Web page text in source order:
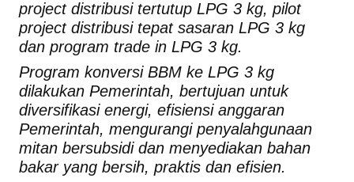
project distribusi tertutup LPG 3 kg, pilot
project distribusi tepat sasaran LPG 3 kg
dan program trade in LPG 3 kg.
Program konversi BBM ke LPG 3 kg
dilakukan Pemerintah, bertujuan untuk
diversifikasi energi, efisiensi anggaran
Pemerintah, mengurangi penyalahgunaan
mitan bersubsidi dan menyediakan bahan
bakar yang bersih, praktis dan efisien.